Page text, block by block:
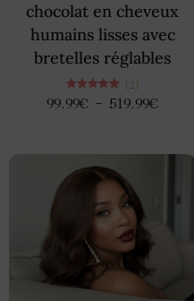
chocolat en cheveux
humains lisses avec
bretelles réglables
Note
5.00
(2)
99.99€ – 519.99€